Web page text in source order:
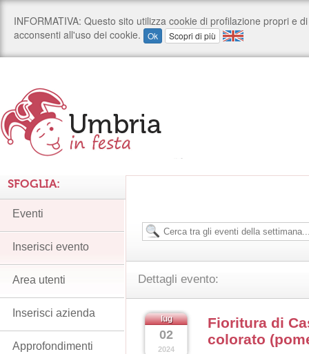
Dettagli evento:
lug
02
2024
Fioritura di
colorato
SFOGLIA:
Eventi
Inserisci evento
Area utenti
Inserisci azienda
Approfondimenti